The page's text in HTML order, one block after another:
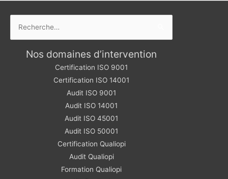
Nos domaines d’intervention
Certification ISO 9001
Certification ISO 14001
Audit ISO 9001
Audit ISO 14001
Audit ISO 45001
Audit ISO 50001
Certification Qualiopi
Audit Qualiopi
Formation Qualiopi